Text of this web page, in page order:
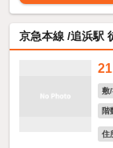
京急本線 /追浜駅
敷
階
住